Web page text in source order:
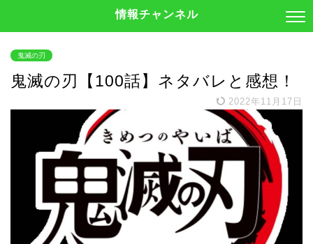
情報チャンネル
鬼滅の刃
鬼滅の刃【100話】ネタバレと感想！
2022年11月17日